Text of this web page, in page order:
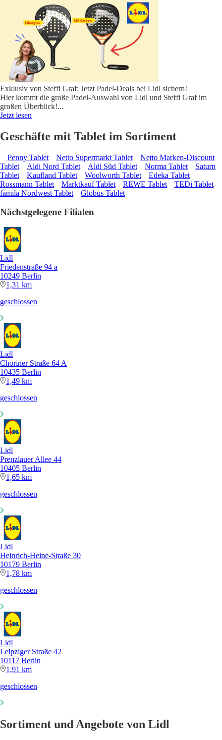
Exklusiv von Steffi Graf: Jetzt Padel-Deals bei Lidl sichern!
Hier kommt die große Padel-Auswahl von Lidl und Steffi Graf im
großen Überblick!...
Jetzt lesen
Geschäfte mit Tablet im Sortiment
Penny Tablet Netto Supermarkt Tablet
Netto Marken-Discount
Tablet
Aldi Nord Tablet Aldi Süd Tablet Norma Tablet
Saturn
Tablet
Kaufland Tablet Woolworth Tablet
Edeka Tablet
Rossmann Tablet
Marktkauf Tablet REWE Tablet
TEDi Tablet
famila Nordwest Tablet
Globus Tablet
Nächstgelegene Filialen
Lidl
Friedenstraße 94 a
10249 Berlin
1,31 km
geschlossen
Lidl
Choriner Straße 64 A
10435 Berlin
1,49 km
geschlossen
Lidl
Prenzlauer Allee 44
10405 Berlin
1,65 km
geschlossen
Lidl
Heinrich-Heine-Straße 30
10179 Berlin
1,78 km
geschlossen
Lidl
Leipziger Straße 42
10117 Berlin
1,91 km
geschlossen
Sortiment und Angebote von Lidl